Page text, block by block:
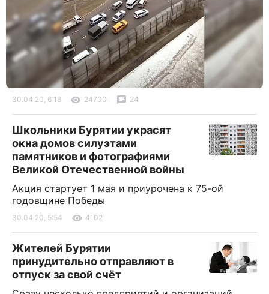
30.04.20, 6:18 24700 24
Школьники Бурятии украсят
окна домов силуэтами
памятников и фотографиями
Великой Отечественной войны
Акция стартует 1 мая и приурочена к 75-ой
годовщине Победы
30.04.20, 5:54 4102
Жителей Бурятии
принудительно отправляют в
отпуск за свой счёт